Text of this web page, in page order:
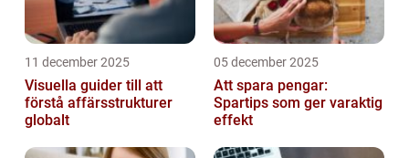
11 december 2025
Visuella guider till att
förstå affärsstrukturer
globalt
05 december 2025
Att spara pengar:
Spartips som ger varaktig
effekt